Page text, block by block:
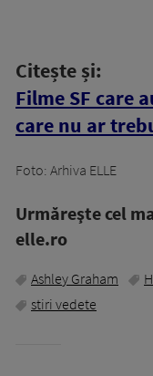
Citește și:
Filme SF care
care nu ar
Foto: Arhiva ELLE
Urmăreşte cel
elle.ro
Ashley Graham
stiri vedete